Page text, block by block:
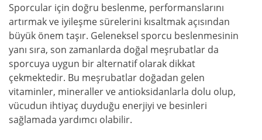
Sporcular için doğru beslenme, performanslarını
artırmak ve iyileşme sürelerini kısaltmak açısından
büyük önem taşır. Geleneksel sporcu beslenmesinin
yanı sıra, son zamanlarda doğal meşrubatlar da
sporcuya uygun bir alternatif olarak dikkat
çekmektedir. Bu meşrubatlar doğadan gelen
vitaminler, mineraller ve antioksidanlarla dolu olup,
vücudun ihtiyaç duyduğu enerjiyi ve besinleri
sağlamada yardımcı olabilir.